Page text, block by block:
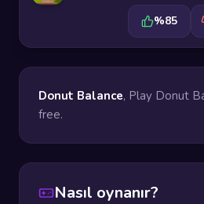
%85
Donut Balance, Play Donut
free.
Nasıl oynanır?